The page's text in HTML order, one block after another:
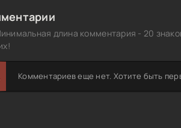
длина комментария - 20
Комментариев еще нет. Хотите быть